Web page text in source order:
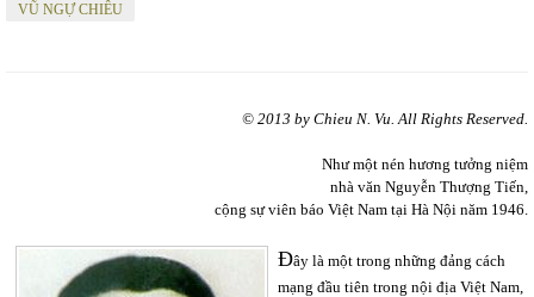
VŨ NGỰ CHIÊU
© 2013 by Chieu N. Vu. All Rights Reserved.
Như một nén hương tưởng niệm
nhà văn Nguyễn Thượng Tiến,
cộng sự viên báo Việt Nam tại Hà Nội năm 1946.
Đây là một trong những đảng cách
mạng đầu tiên trong nội địa Việt Nam,